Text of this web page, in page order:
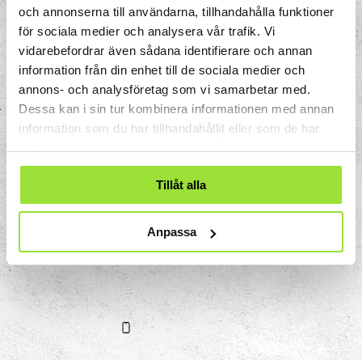
och annonserna till användarna, tillhandahålla funktioner
för sociala medier och analysera vår trafik. Vi
vidarebefordrar även sådana identifierare och annan
information från din enhet till de sociala medier och
annons- och analysföretag som vi samarbetar med.
Dessa kan i sin tur kombinera informationen med annan
information som du har tillhandahållit eller som de har
Tillåt alla
Anpassa
Storgatan 33
Box 633
151 27 Södertälje
08-550 225 00